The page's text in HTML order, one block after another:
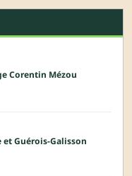
Corentin Mézou
Guérois-Galisson